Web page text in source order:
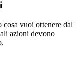
vuoi ottenere dal
azioni devono